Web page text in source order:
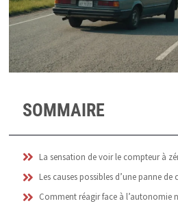
SOMMAIRE
La sensation de voir le compteur à
Les causes possibles d’une panne de
Comment réagir face à l’autonomie